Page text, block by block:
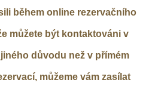
během online rezervačního
můžete být kontaktováni v
důvodu než v přímém
můžeme vám zasílat